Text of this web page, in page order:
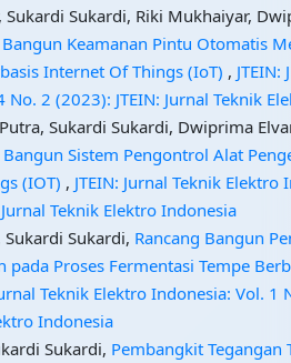
Sukardi Sukardi, Riki Mukhaiyar,
Bangun Keamanan Pintu Otomatis
Internet Of Things (IoT) ,
No. 2 (2023): JTEIN: Jurnal Teknik
Sukardi Sukardi, Dwiprima
Bangun Sistem Pengontrol Alat
(IOT) , JTEIN: Jurnal Teknik
Teknik Elektro Indonesia
Sukardi, Rancang Bangun
pada Proses Fermentasi Tempe
Teknik Elektro Indonesia: Vol. 1
Indonesia
Sukardi, Pembangkit Tegangan